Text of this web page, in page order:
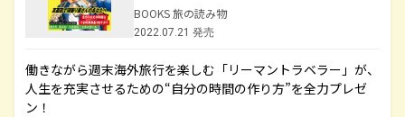
BOOKS 旅の読み物
2022.07.21 発売
働きながら週末海外旅行を楽しむ「リーマントラベラー」が、
人生を充実させるための“自分の時間の作り方”を全力プレゼ
ン！